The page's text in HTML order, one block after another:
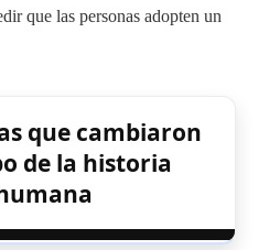
que las personas adopten un
que cambiaron
de la historia